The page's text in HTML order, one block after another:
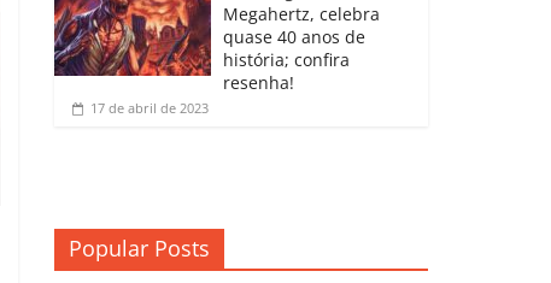
Megahertz, celebra
quase 40 anos de
história; confira
resenha!
17 de abril de 2023
Popular Posts